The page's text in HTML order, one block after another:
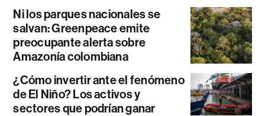
Ni los parques nacionales se
salvan: Greenpeace emite
preocupante alerta sobre
Amazonía colombiana
¿Cómo invertir ante el fenómeno
de El Niño? Los activos y
sectores que podrían ganar